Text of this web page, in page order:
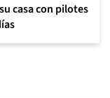
casa con pilotes